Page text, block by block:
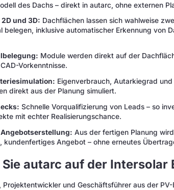
des Dachs – direkt in autarc, ohne externen
und 3D: Dachflächen lassen sich wahlweise
belegen, inklusive automatischer Erkennung von
Module werden direkt auf der
Vorkenntnisse.
Eigenverbrauch, Autarkiegrad
direkt aus der Planung simuliert.
Schnelle Vorqualifizierung von Leads – so
mit echter Realisierungschance.
Aus der fertigen Planung
kundenfertiges Angebot – ohne erneutes
autarc auf der Intersolar
Projektentwickler und Geschäftsführer aus der